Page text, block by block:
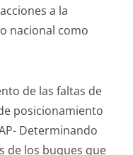
a la
nacional como
de las faltas de
posicionamiento
Determinando
de los buques que